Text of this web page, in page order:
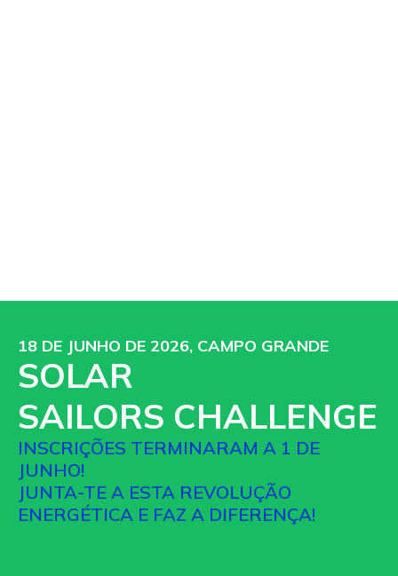
18 DE JUNHO DE 2026, CAMPO GRANDE
SOLAR
SAILORS CHALLENGE
INSCRIÇÕES TERMINARAM A 1 DE
JUNHO!
JUNTA-TE A ESTA REVOLUÇÃO
ENERGÉTICA E FAZ A DIFERENÇA!